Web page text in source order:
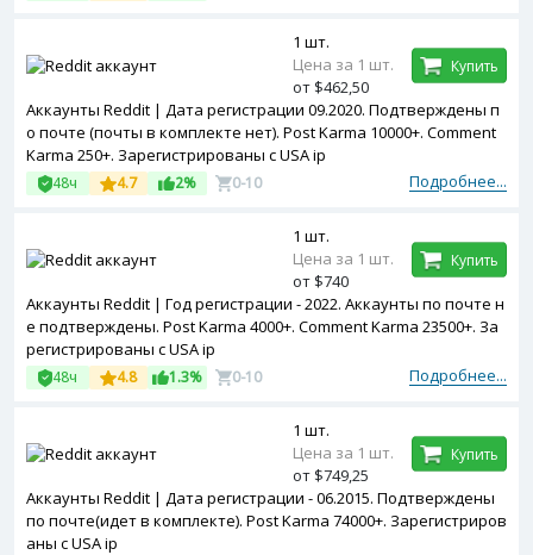
Аккаунты Reddit | Дата регистрации 09.2020. Подтверждены п
о почте (почты в комплекте нет). Post Karma 10000+. Comment
Karma 250+. Зарегистрированы с USA ip
Подробнее...
48ч 4.7 2% 0-10
1 шт.
Цена за 1 шт.
от $462,50
Купить
Аккаунты Reddit | Год регистрации - 2022. Аккаунты по почте н
е подтверждены. Post Karma 4000+. Comment Karma 23500+. За
регистрированы с USA ip
Подробнее...
48ч 4.8 1.3% 0-10
1 шт.
Цена за 1 шт.
от $740
Купить
Аккаунты Reddit | Дата регистрации - 06.2015. Подтверждены
по почте(идет в комплекте). Post Karma 74000+. Зарегистриров
аны с USA ip
1 шт.
Цена за 1 шт.
от $749,25
Купить